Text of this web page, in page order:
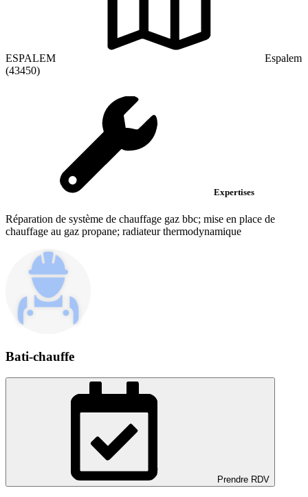
ESPALEM
Espalem
(43450)
Expertises
Réparation de système de chauffage gaz bbc; mise en place de
chauffage au gaz propane; radiateur thermodynamique
Bati-chauffe
Prendre RDV